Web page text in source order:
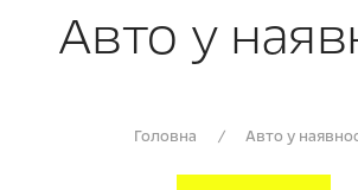
Авто у
Головна / Авто у